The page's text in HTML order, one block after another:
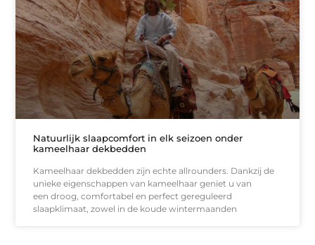
Natuurlijk slaapcomfort in elk seizoen onder
kameelhaar dekbedden
Kameelhaar dekbedden zijn echte allrounders. Dankzij de
unieke eigenschappen van kameelhaar geniet u van
een droog, comfortabel en perfect gereguleerd
slaapklimaat, zowel in de koude wintermaanden